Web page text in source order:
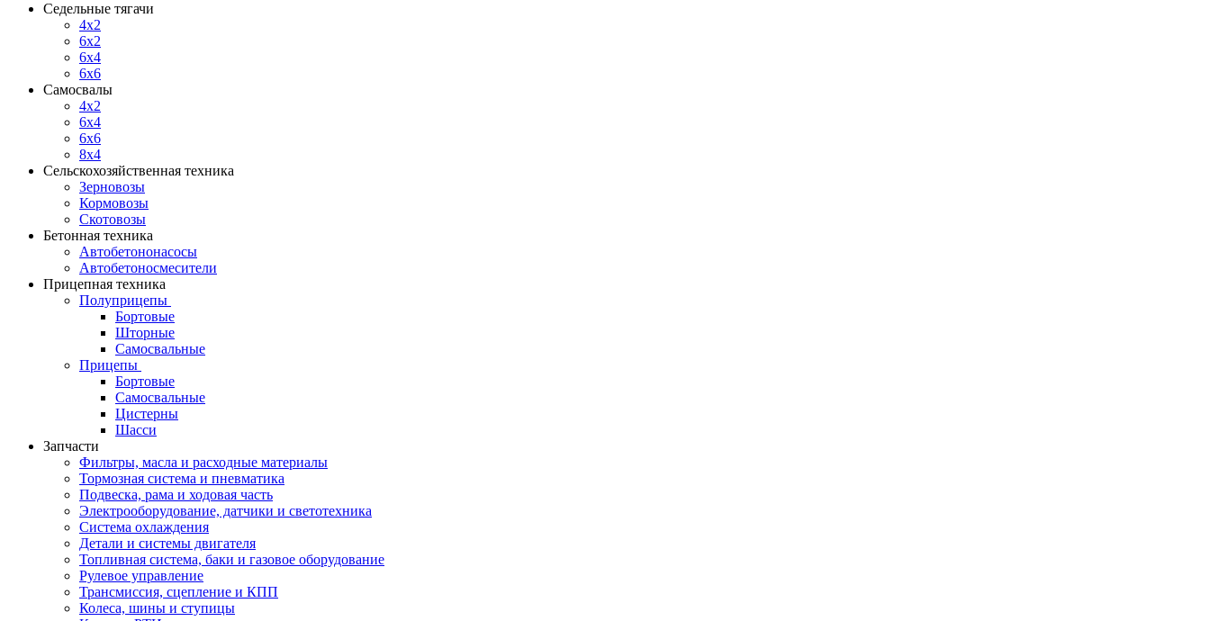
Седельные тягачи
4x2
6x2
6x4
6x6
Самосвалы
4x2
6x4
6x6
8x4
Сельскохозяйственная техника
Зерновозы
Кормовозы
Скотовозы
Бетонная техника
Автобетононасосы
Автобетоносмесители
Прицепная техника
Полуприцепы
Бортовые
Шторные
Самосвальные
Прицепы
Бортовые
Самосвальные
Цистерны
Шасси
Запчасти
Фильтры, масла и расходные материалы
Тормозная система и пневматика
Подвеска, рама и ходовая часть
Электрооборудование, датчики и светотехника
Система охлаждения
Детали и системы двигателя
Топливная система, баки и газовое оборудование
Рулевое управление
Трансмиссия, сцепление и КПП
Колеса, шины и ступицы